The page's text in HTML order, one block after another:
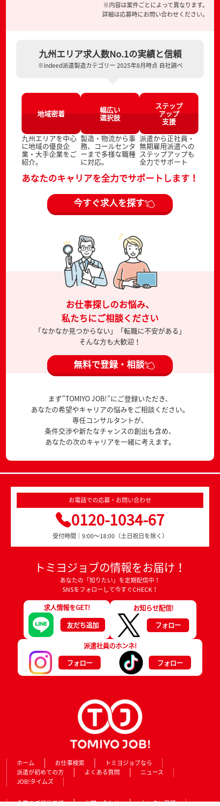
※内容は案件ごとによって異なります。
詳細は応募時にお問い合わせください。
九州エリア求人数No.1の実績と信頼
※indeed派遣製造カテゴリー 2025年8月時点 自社調べ
地域密着
九州エリアを中心
に地域の優良企
業・大手企業をご
紹介。
幅広い
選択肢
製造・物流から事
務、コールセンタ
ーまで多様な職種
に対応。
ステップ
アップ
支援
派遣から正社員・
無期雇用派遣への
ステップアップも
全力でサポート
あなたのキャリアを全力でサポートします！
今すぐ求人を探す
お仕事探しのお悩み、
私たちにご相談ください
「なかなか見つからない」「転職に不安がある」
そんな方も大歓迎！
無料で登録・相談
まず”TOMIYO JOB!”にご登録いただき、
あなたの希望やキャリアの悩みをご相談ください。
専任コンサルタントが、
条件交渉や新たなチャンスの創出も含め、
あなたの次のキャリアを一緒に考えます。
お電話での応募・お問い合わせ
0120-1034-67
受付時間｜9:00～18:00（土日祝日を除く）
トミヨジョブの情報をお届け！
あなたの「知りたい」を定期配信中！
SNSをフォローして今すぐCHECK！
求人情報をGET!
友だち追加
お知らせ配信!
フォロー
派遣社員のホンネ!
フォロー
フォロー
ホーム お仕事検索
トミヨジョブなら
派遣が初めての方
よくある質問
ニュース
JOB!タイムズ
企業のご担当者様 お問い合わせ カンタン登録